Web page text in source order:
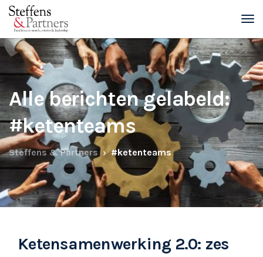
Alle berichten gelabeld:
#ketenteams
Steffens & Partners #ketenteams
Ketensamenwerking 2.0: zes